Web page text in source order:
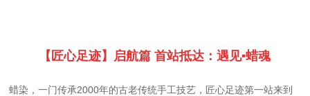
【匠心足迹】启航篇首站抵达：遇见▪蜡魂
蜡染，一门传承2000年的古老传统手工技艺，匠心足迹第一站来到